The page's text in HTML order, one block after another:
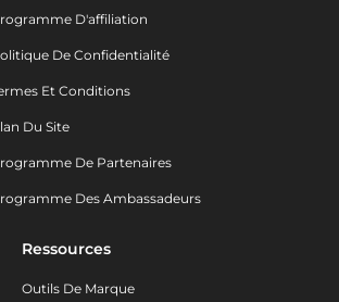
D'affiliation
De Confidentialité
Et Conditions
Du Site
De Partenaires
Des Ambassadeurs
Ressources
Outils De Marque